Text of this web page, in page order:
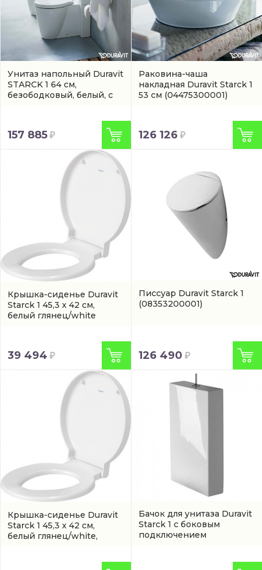
Унитаз напольный Duravit
STARCK 1 64 см,
безободковый, белый, с
157 885
Раковина-чаша
накладная Duravit Starck 1
53 см (04475300001)
126 126
Крышка-сиденье Duravit
Starck 1 45,3 x 42 см,
белый глянец/white
39 494
Писсуар Duravit Starck 1
(08353200001)
126 490
Крышка-сиденье Duravit
Starck 1 45,3 x 42 см,
белый глянец/white,
Бачок для унитаза Duravit
Starck 1 с боковым
подключением